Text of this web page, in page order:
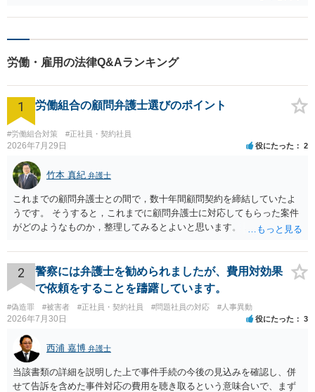
ちんと書面に合意内容を残しておく形で解決されるのがいいかと思い
的に難しい部分を含む交渉になると思われますので、お近くの弁護士
労働・雇用の法律Q&Aランキング
1 労働組合の顧問弁護士選びのポイント
#労働組合対策 #正社員・契約社員
2026年7月29日 役にたった 2
竹本 真紀 弁護士
これまでの顧問弁護士との間で，数十年間顧問契約を締結していたよ
うです。 そうすると，これまでに顧問弁護士に対応してもらった案件
がどのようなものか，整理してみるとよいと思います。 これにより，
事務所を比較した上で，弁護士と面談をする際，そのような案件に対
応してもらえるのかが重要だと思います。 ただ，組合員の相談内容に
ついて，分野を絞っているのか，それともどのような分野でもよいと
いうことで法律相談を依頼しているかの観点も重要です。 組合員とす
れば，相談だけではなく，できれば受任まで考えている場合も多いと
思います。 そうすると，労働組合としての相談だけではなく，基本的
に全ての分野を対象にして考える必要もあるかもしれません。 そうで
ないと，相談内容によって，対応が変わってしまうこともあると思い
ます。 組合員の相談についても，基本的に受任まで考えてもらえるこ
とができるのかも検討要素の一つかもしれません。
2
警察には弁護士を勧められましたが、費用対効果
で依頼をすることを躊躇しています。
#偽造罪 #被害者 #正社員・契約社員 #問題社員の対応 #人事異動
2026年7月30日 役にたった 3
西浦 嘉博 弁護士
当該書類の詳細を説明した上で事件手続の今後の見込みを確認し、併
せて告訴を含めた事件対応の費用を聴き取るという意味合いで、まず